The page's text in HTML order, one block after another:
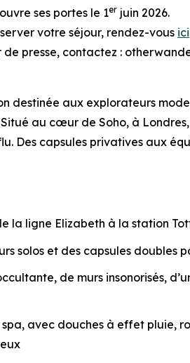
ses portes le 1erjuin 2026.
votre séjour, rendez-vous ici
presse, contactez :
destinée aux explorateurs
au cœur de Soho, à
Des capsules privatives aux
la ligne Elizabeth à la station
solos et des capsules doubles
de murs insonorisés,
avec douches à effet pluie,